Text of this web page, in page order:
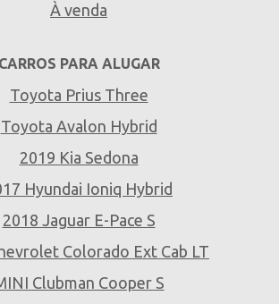
À venda
CARROS PARA ALUGAR
Toyota Prius Three
Toyota Avalon Hybrid
2019 Kia Sedona
Hyundai Ioniq Hybrid
2018 Jaguar E-Pace S
Colorado Ext Cab LT
Clubman Cooper S